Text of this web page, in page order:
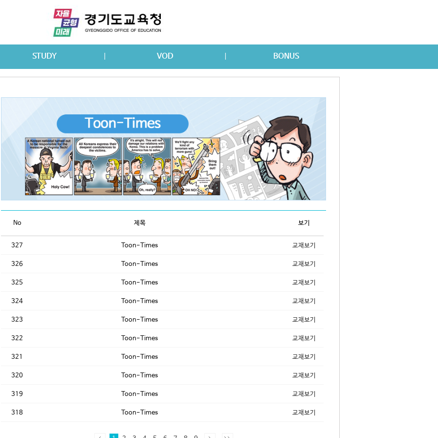
STUDY VOD BONUS
No 제목 보기
327 Toon-Times 교재보기
326 Toon-Times 교재보기
325 Toon-Times 교재보기
324 Toon-Times 교재보기
323 Toon-Times 교재보기
322 Toon-Times 교재보기
321 Toon-Times 교재보기
320 Toon-Times 교재보기
319 Toon-Times 교재보기
318 Toon-Times 교재보기